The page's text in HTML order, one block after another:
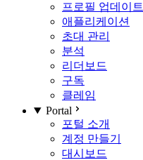
프로필 업데이트
애플리케이션
초대 관리
분석
리더보드
구독
클레임
Portal
포털 소개
계정 만들기
대시보드